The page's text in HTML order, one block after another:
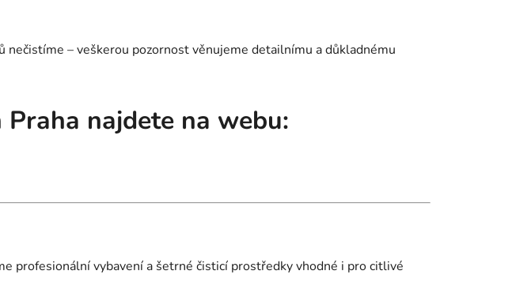
– veškerou pozornost věnujeme detailnímu a důkladnému
najdete na webu:
profesionální vybavení a šetrné čisticí prostředky vhodné i pro citlivé